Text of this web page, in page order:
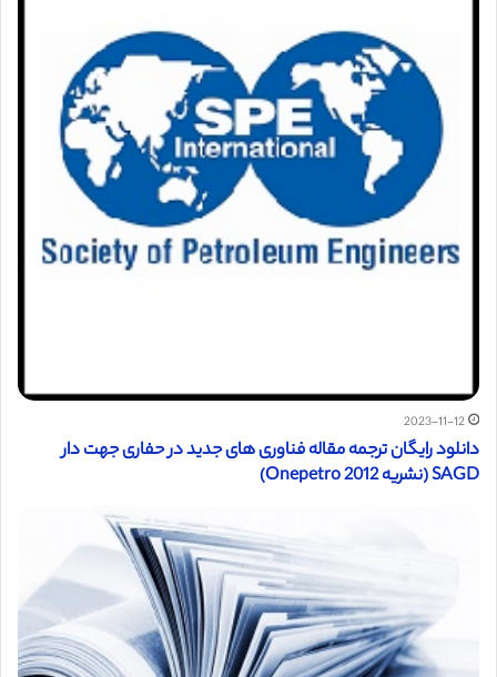
2023-11-12
دانلود رایگان ترجمه مقاله فناوری های جدید در حفاری جهت دار
SAGD (نشریه Onepetro 2012)